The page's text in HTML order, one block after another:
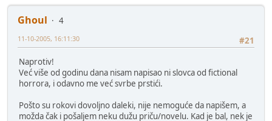
Ghoul
4
#21
11-10-2005, 16:11:30
Naprotiv!
Već više od godinu dana nisam napisao ni slovca od fictional
horrora, i odavno me već svrbe prstići.
Pošto su rokovi dovoljno daleki, nije nemoguće da napišem, a
možda čak i pošaljem neku dužu priču/novelu. Kad je bal, nek je